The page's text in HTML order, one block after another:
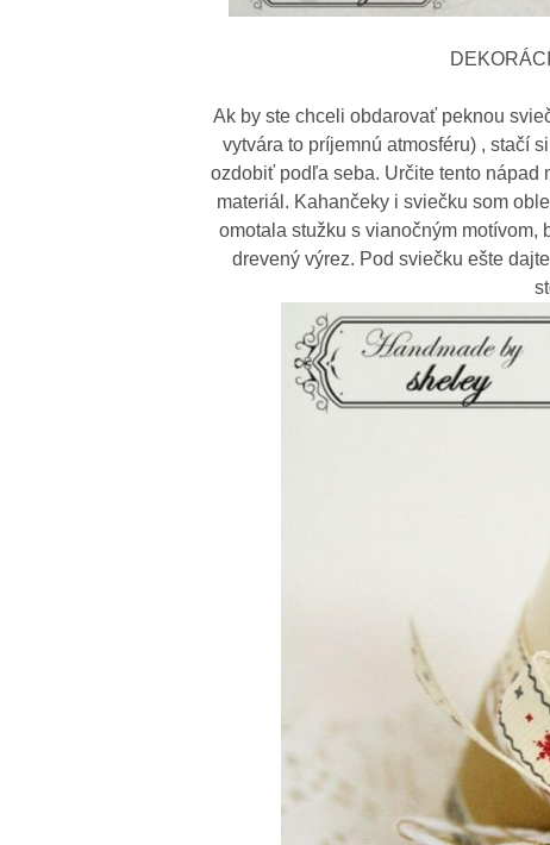
Ak by ste chceli obdarovať peknou
vytvára to príjemnú atmosféru) , stačí
ozdobiť podľa seba. Určite tento nápad
materiál. Kahančeky i sviečku som
omotala stužku s vianočným motívom,
drevený výrez. Pod sviečku ešte